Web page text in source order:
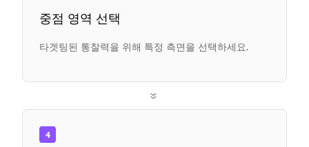
중점 영역 선택
타겟팅된 통찰력을 위해 특정 측면을 선택하세요.
»
4